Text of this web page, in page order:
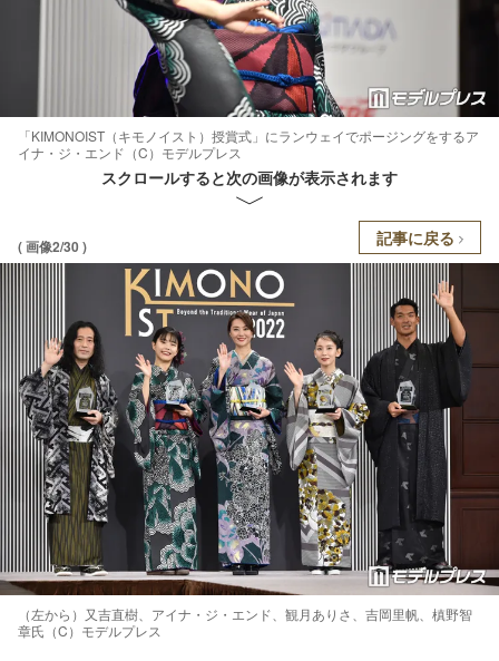
「KIMONOIST（キモノイスト）授賞式」にランウェイでポージングをするア
イナ・ジ・エンド（C）モデルプレス
スクロールすると次の画像が表示されます
( 画像2/30 ) 記事に戻る
（左から）又吉直樹、アイナ・ジ・エンド、観月ありさ、吉岡里帆、槙野智
章氏（C）モデルプレス